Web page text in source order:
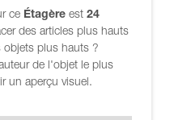
ce Étagère est 24
des articles plus hauts
objets plus hauts ?
de l'objet le plus
un aperçu visuel.